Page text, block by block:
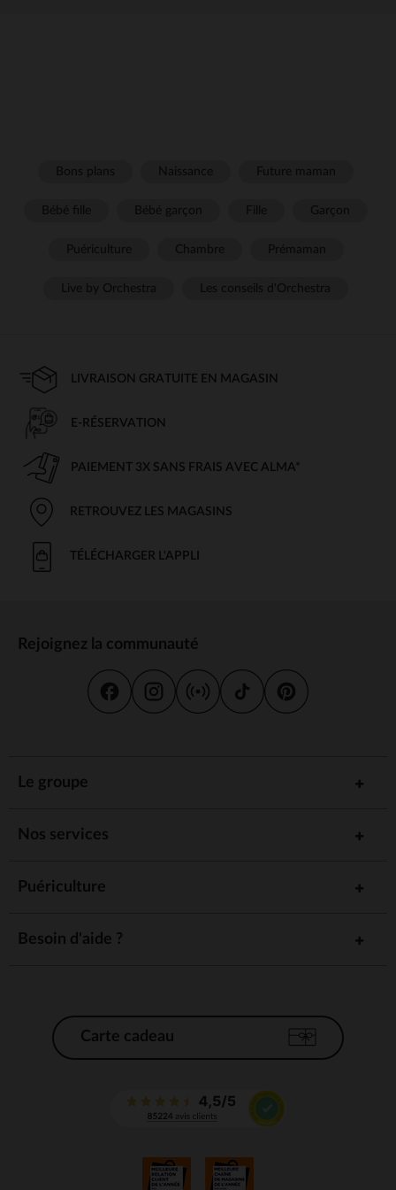
LIVRAISON GRATUITE EN MAGASIN
E-RÉSERVATION
PAIEMENT 3X SANS FRAIS AVEC ALMA*
RETROUVEZ LES MAGASINS
TÉLÉCHARGER L'APPLI
Rejoignez la communauté
Le groupe
Nos services
Puériculture
Besoin d'aide ?
Carte cadeau